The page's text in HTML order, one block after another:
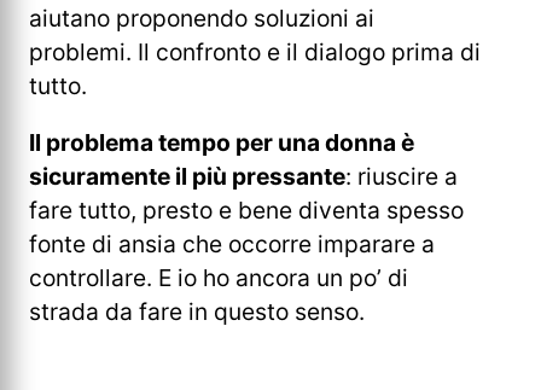
aiutano proponendo soluzioni ai
problemi. Il confronto e il dialogo prima di
tutto.
Il problema tempo per una donna è
sicuramente il più pressante: riuscire a
fare tutto, presto e bene diventa spesso
fonte di ansia che occorre imparare a
controllare. E io ho ancora un po’ di
strada da fare in questo senso.